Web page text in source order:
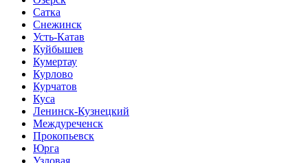
Сатка
Снежинск
Усть-Катав
Куйбышев
Кумертау
Курлово
Курчатов
Куса
Ленинск-Кузнецкий
Междуреченск
Прокопьевск
Юрга
Узловая